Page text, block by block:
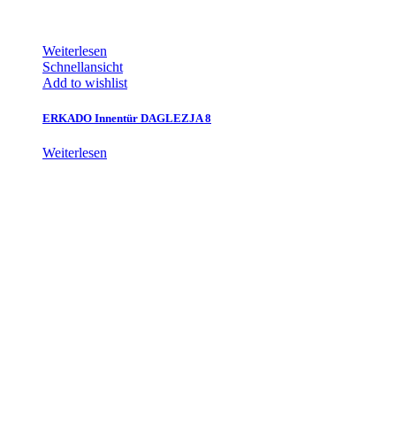
Weiterlesen
Schnellansicht
Add to wishlist
ERKADO Innentür DAGLEZJA 8
Weiterlesen